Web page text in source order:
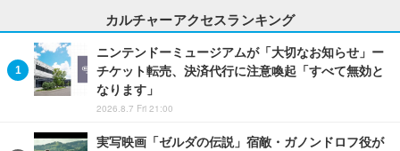
カルチャーアクセスランキング
ニンテンドーミュージアムが「大切なお知らせ」ー
チケット転売、決済代行に注意喚起「すべて無効と
なります」
2026.8.7 Fri 21:00
実写映画「ゼルダの伝説」宿敵・ガノンドロフ役が